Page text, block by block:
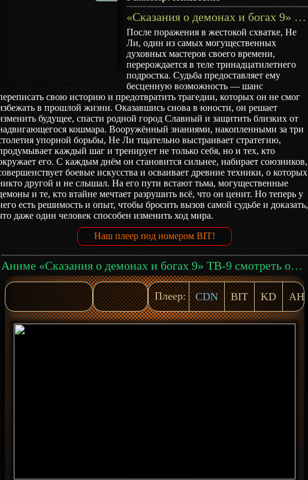
«Сказания о демонах и богах 9» ТВ-9 - описание
После поражения в жестокой схватке, Не
Ли, один из самых могущественных
духовных мастеров своего времени,
перерождается в теле тринадцатилетнего
подростка. Судьба предоставляет ему
бесценную возможность — шанс
свою историю и предотвратить трагедии, которых он не смог
в прошлой жизни. Оказавшись снова в юности, он решает
будущее, спасти родной город Славный и защитить близких от
кошмара. Вооружённый знаниями, накопленными за три
упорной борьбы, Не Ли тщательно выстраивает стратегию,
каждый шаг и тренирует не только себя, но и тех, кто
его. С каждым днём он становится сильнее, набирает союзников,
боевые искусства и осваивает древние техники, о которых
другой и не слышал. На его пути встают тьма, могущественные
и те, кто втайне мечтает разрушить всё, что он ценит. Но теперь у
есть решимость и опыт, чтобы бросить вызов самой судьбе и доказать,
даже один человек способен изменить ход мира.
Наш плеер под номером BIT!
Аниме «Сказания о демонах и богах 9» ТВ-9 смотреть онлайн
Плеер: CDN BIT KD AH